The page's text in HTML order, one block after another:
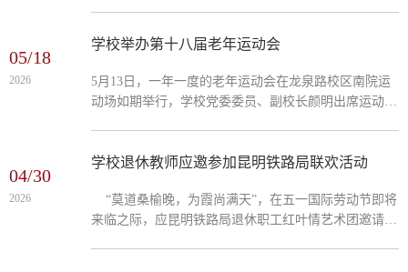
热烈庄重。 歌会伊始，老年大学校长许坤泽深情回顾
规模近百名，十年间班级稳步成长，成为退休教职工丰
富精神文化生活、乐享银龄时光的重要阵地。离退休工
05/18
2026
学校举办第十八届老年运动会
5月13日，一年一度的老年运动会在龙泉路校区南院运
动场如期举行，学校党委委员、副校长颜明出席运动会
以及学校330余名离退休教职工参加运动会。上午9时，
老师主持开幕式并代表离退休工作处和老体协向前来参
加运动会的离退休职工表示欢迎。颜明代表学校向为老
04/30
2026
学校退休教师应邀参加昆明铁路局联欢活动
“莫道桑榆晚，为霞尚满天”，在五一国际劳动节即将
来临之际，应昆明铁路局退休职工红叶情艺术团邀请，